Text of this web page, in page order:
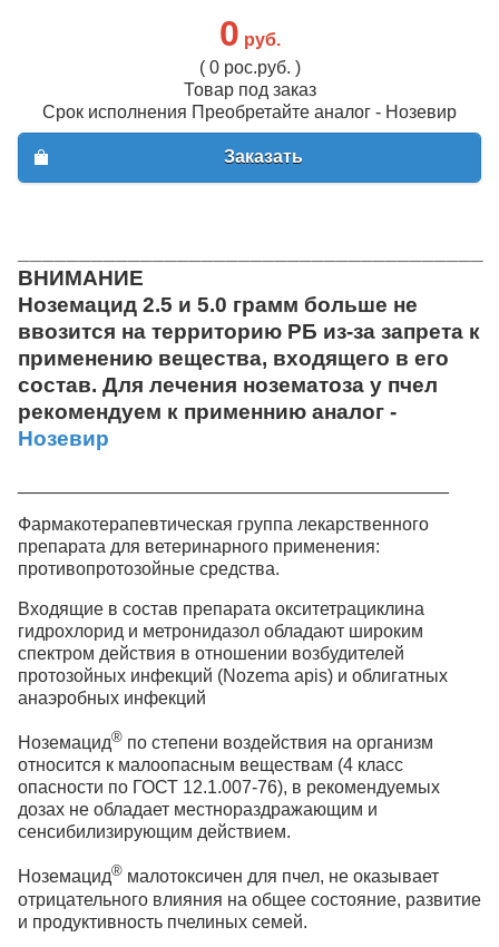
0 руб.
( 0 рос.руб. )
Товар под заказ
Срок исполнения Преобретайте аналог - Нозевир
Заказать
ВНИМАНИЕ
Ноземацид 2.5 и 5.0 грамм больше не
ввозится на территорию РБ из-за запрета к
применению вещества, входящего в его
состав. Для лечения нозематоза у пчел
рекомендуем к применнию аналог -
Нозевир
Фармакотерапевтическая группа лекарственного
препарата для ветеринарного применения:
противопротозойные средства.
Входящие в состав препарата окситетрациклина
гидрохлорид и метронидазол обладают широким
спектром действия в отношении возбудителей
протозойных инфекций (Nozema apis) и облигатных
анаэробных инфекций
Ноземацид® по степени воздействия на организм
относится к малоопасным веществам (4 класс
опасности по ГОСТ 12.1.007-76), в рекомендуемых
дозах не обладает местнораздражающим и
сенсибилизирующим действием.
Ноземацид® малотоксичен для пчел, не оказывает
отрицательного влияния на общее состояние, развитие
и продуктивность пчелиных семей.